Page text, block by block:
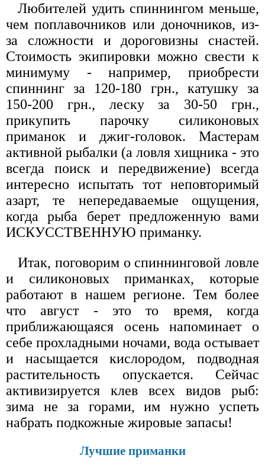
Любителей удить спиннингом меньше,
чем поплавочников или доночников, из-
за сложности и дороговизны снастей.
Стоимость экипировки можно свести к
минимуму - например, приобрести
спиннинг за 120-180 грн., катушку за
150-200 грн., леску за 30-50 грн.,
прикупить парочку силиконовых
приманок и джиг-головок. Мастерам
активной рыбалки (а ловля хищника - это
всегда поиск и передвижение) всегда
интересно испытать тот неповторимый
азарт, те непередаваемые ощущения,
когда рыба берет предложенную вами
ИСКУССТВЕННУЮ приманку.
Итак, поговорим о спиннинговой ловле
и силиконовых приманках, которые
работают в нашем регионе. Тем более
что август - это то время, когда
приближающаяся осень напоминает о
себе прохладными ночами, вода остывает
и насыщается кислородом, подводная
растительность опускается. Сейчас
активизируется клев всех видов рыб:
зима не за горами, им нужно успеть
набрать подкожные жировые запасы!
Лучшие приманки